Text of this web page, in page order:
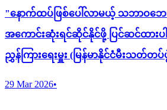
‌‌"နောက်ထပ်ဖြစ်ပေါ်လာမယ့် သဘာဝဘ
အကောင်းဆုံးရင်ဆိုင်နိုင်ဖို့ ပြင်ဆင်ထား
ညွှန်ကြားရေးမှူး (မြန်မာနိုင်ငံမီးသတ်တပ်
29 Mar 2026•